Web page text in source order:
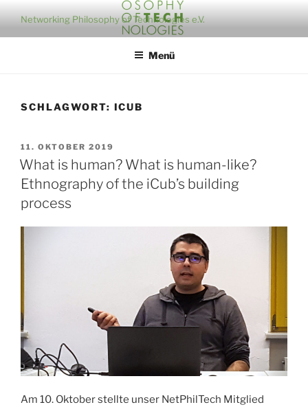
Inhalt
springen
Networking Philosophy of Technologies e.V.
Menü
SCHLAGWORT: ICUB
VERÖFFENTLICHT
AM
11. OKTOBER 2019
What is human? What is human-like?
Ethnography of the iCub’s building
process
Am 10. Oktober stellte unser NetPhilTech Mitglied